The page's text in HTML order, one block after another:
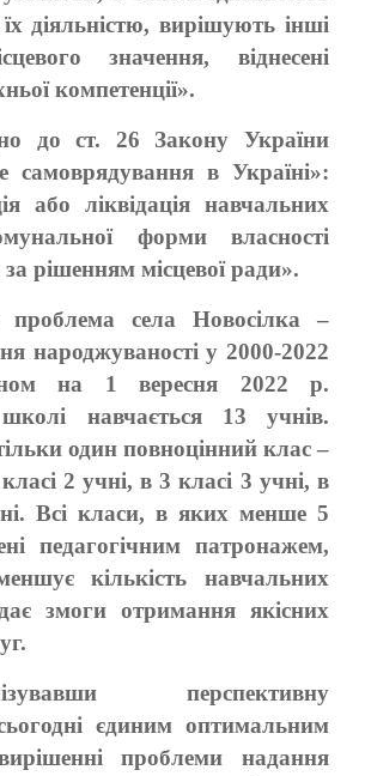
діяльністю, вирішують інші
значення, віднесені
компетенції».
до ст. 26 Закону України
самоврядування в Україні»:
або ліквідація навчальних
форми власності
за рішенням місцевої ради».
проблема села Новосілка –
народжуваності у 2000-2022
на 1 вересня 2022 р.
навчається 13 учнів.
один повноцінний клас –
2 учні, в 3 класі 3 учні, в
Всі класи, в яких менше 5
педагогічним патронажем,
кількість навчальних
змоги отримання якісних
перспективну
єдиним оптимальним
проблеми надання